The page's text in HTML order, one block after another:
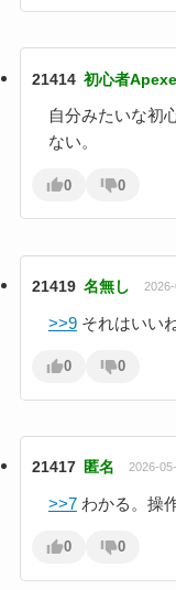
21414 初心者
自分みたいな初
ない。
0 0
21419 名無し
>>9それはいい
0 0
21417 匿名 2026-
>>7わかる。操
0 0